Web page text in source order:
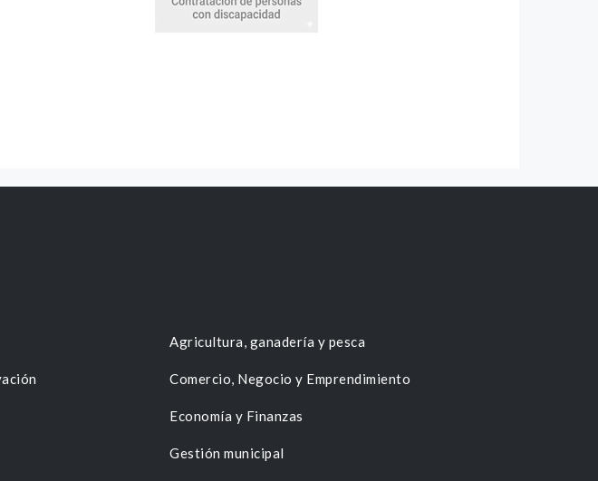
Agricultura, ganadería y pesca
Comercio, Negocio y Emprendimiento
Economía y Finanzas
Gestión municipal